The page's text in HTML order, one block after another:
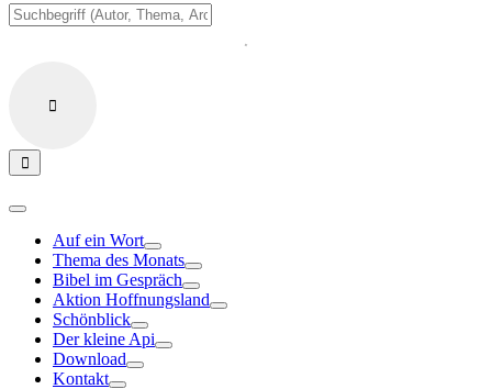
Auf ein Wort
Thema des Monats
Bibel im Gespräch
Aktion Hoffnungsland
Schönblick
Der kleine Api
Download
Kontakt